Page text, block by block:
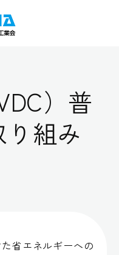
）普
組み
省エネルギーへの